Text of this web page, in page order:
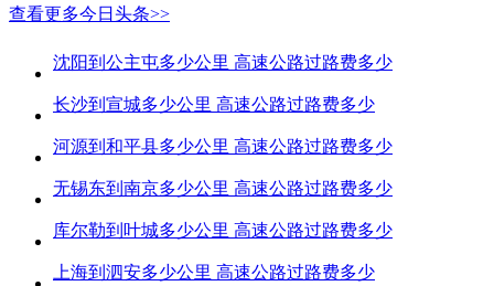
查看更多今日头条>>
沈阳到公主屯多少公里 高速公路过路费多少
长沙到宣城多少公里 高速公路过路费多少
河源到和平县多少公里 高速公路过路费多少
无锡东到南京多少公里 高速公路过路费多少
库尔勒到叶城多少公里 高速公路过路费多少
上海到泗安多少公里 高速公路过路费多少